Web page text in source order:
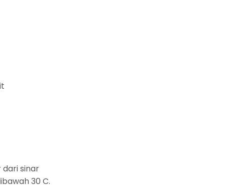
sinar
30 C.